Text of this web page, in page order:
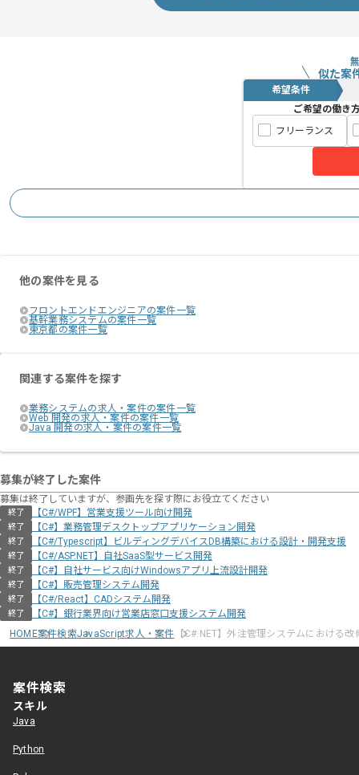
似た案
希望条件
ご希望の働き
フリーランス
他の案件を見る
フロントエンドエンジニアの案件一覧
基幹業務システムの案件一覧
東京都の案件一覧
関連する案件を探す
業務システムの求人・案件の案件一覧
Web 開発の求人・案件の案件一覧
Java 開発の求人・案件の案件一覧
募集が終了した案件
募集は終了していますが、参画先を探す際にお役立てください
終了 【C#/WPF】営業支援ツール向け開発
終了 【C#】業務管理デスクトップアプリケーション開発
終了 【C#/Typescript】ビルディングデバイスDB構築における設計・開発支援
終了 【C#/ASP.NET】自社SaaS型サービス開発
終了 【C#】自社サービス向けWindowsアプリ上流設計開発
終了 【C#】販売管理システム開発
終了 【C#/React】CADシステム開発
終了
【C#】銀行業界向け営業店窓口支援システム開発
HOME案件検索JavaScript求人・案件 【C#.NET】外注管理システムにおける改
案件検索
スキル
Java
Python